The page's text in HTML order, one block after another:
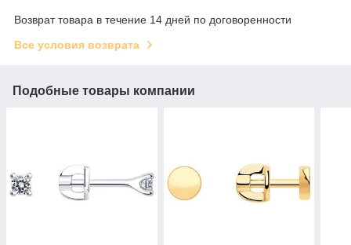
Возврат товара в течение 14 дней по договоренности
Все условия возврата
Подобные товары компании